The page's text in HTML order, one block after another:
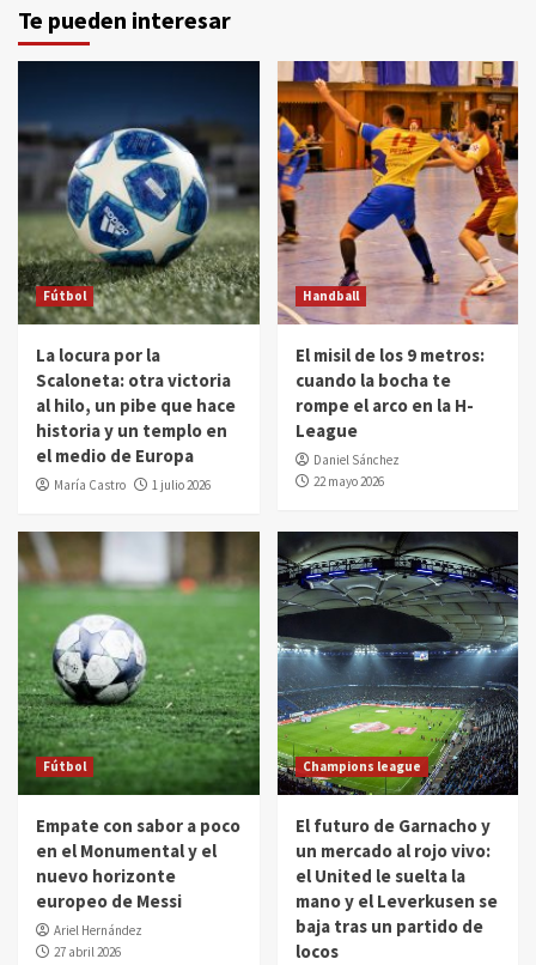
Te pueden interesar
Fútbol
La locura por la
Scaloneta: otra victoria
al hilo, un pibe que hace
historia y un templo en
el medio de Europa
María Castro 1 julio 2026
Handball
El misil de los 9 metros:
cuando la bocha te
rompe el arco en la H-
League
Daniel Sánchez
22 mayo 2026
Fútbol
Empate con sabor a poco
en el Monumental y el
nuevo horizonte
europeo de Messi
Ariel Hernández
27 abril 2026
Champions league
El futuro de Garnacho y
un mercado al rojo vivo:
el United le suelta la
mano y el Leverkusen se
baja tras un partido de
locos